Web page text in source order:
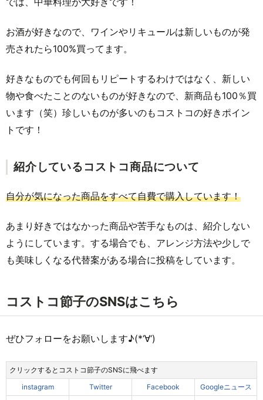
お酒が好きなので、ワインやリキュールは新しいものが発
売されたら100%買ってます。
好きなものでも何回もリピートするわけではなく、新しい
物や食べたことのないものが好きなので、新商品も100％買
います（笑）珍しいものが多いのもコストコの好きポイン
トです！
紹介しているコストコ商品について
自分が気になった商品をすべて自費で購入しています！
あまり好きではなかった商品や苦手なものは、紹介しない
ようにしています。する場合でも、アレンジ方法や少しで
も美味しくなる代替案がある場合に投稿をしています。
コストコ節子のSNSはこちら
ぜひフォローをお願いします♪(*‘∀‘)
クリックするとコストコ節子のSNSに飛べます
instagram
Twitter Facebook Googleニュース